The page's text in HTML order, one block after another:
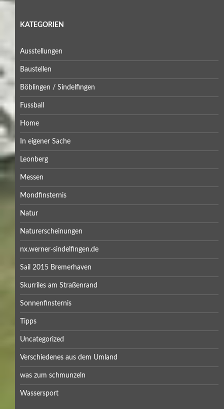
KATEGORIEN
Ausstellungen
Baustellen
Böblingen / Sindelfingen
Fussball
Home
In eigener Sache
Leonberg
Messen
Mondfinsternis
Natur
Naturerscheinungen
nx.werner-sindelfingen.de
Sail 2015 Bremerhaven
Skurriles am Straßenrand
Sonnenfinsternis
Tipps
Uncategorized
Verschiedenes aus dem Umland
was zum schmunzeln
Wassersport